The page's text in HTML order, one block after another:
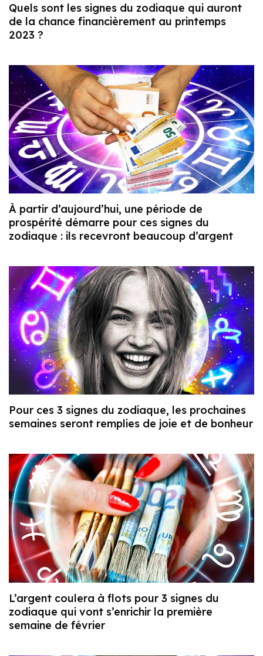
Quels sont les signes du zodiaque qui auront
de la chance financièrement au printemps
2023 ?
À partir d’aujourd’hui, une période de
prospérité démarre pour ces signes du
zodiaque : ils recevront beaucoup d’argent
Pour ces 3 signes du zodiaque, les prochaines
semaines seront remplies de joie et de bonheur
L’argent coulera à flots pour 3 signes du
zodiaque qui vont s’enrichir la première
semaine de février